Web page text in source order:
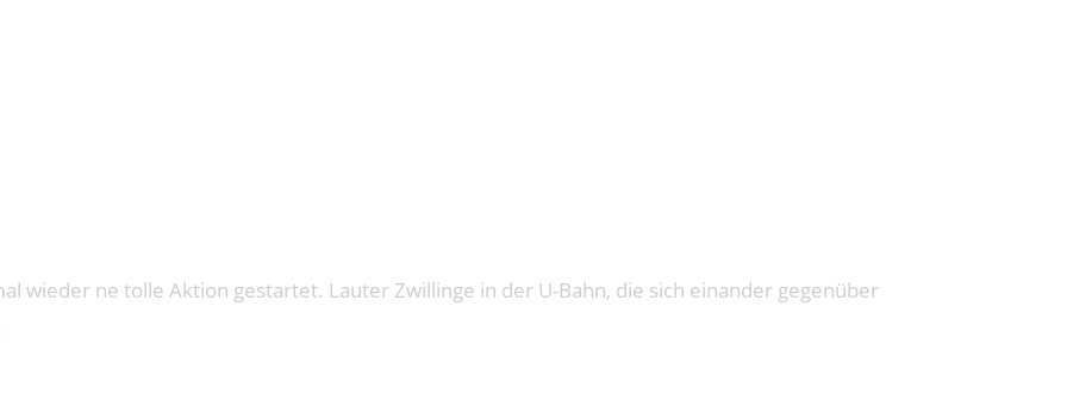
wieder ne tolle Aktion gestartet. Lauter Zwillinge in der U-Bahn, die sich einander gegenüber